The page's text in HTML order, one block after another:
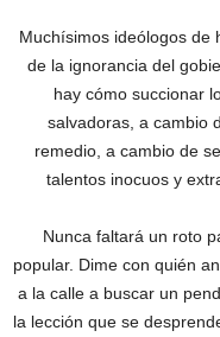
Muchísimos ideólogos de
de la ignorancia del
hay cómo succionar
salvadoras, a cambio
remedio, a cambio de
talentos inocuos y
Nunca faltará un roto
popular. Dime con quién
a la calle a buscar un
la lección que se